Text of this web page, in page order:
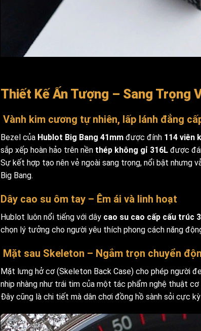
Thiết Kế Ấn Tượng – Sang Trọng
Vành kim cương tự nhiên, lấp lánh đẳng
Bezel của Hublot Big Bang 41mm được đính 114 viên
sắp xếp hoàn hảo trên nền thép không gỉ 316L được
Sự kết hợp tạo nên vẻ ngoài sang trọng, nổi bật
Big Bang.
Dây cao su ôm tay – Êm ái và linh hoạt
Hublot luôn nổi tiếng với dây cao su cao cấp cấu trúc
chọn lý tưởng cho người yêu thích phong cách năng
Mặt sau Skeleton – Ngắm trọn chuyển
Mặt lưng hở cơ (Skeleton Back Case) cho phép người
nhịp nhàng như trái tim của một tác phẩm nghệ thuật cơ
Đây cũng là chi tiết mà dân chơi đồng hồ sành sỏi cực